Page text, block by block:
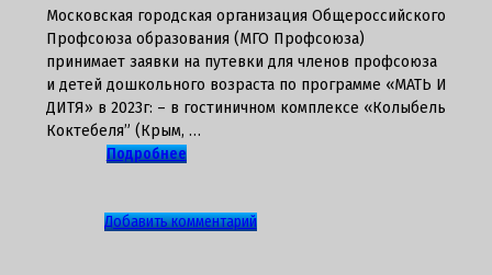
Московская городская организация Общероссийского
Профсоюза образования (МГО Профсоюза)
принимает заявки на путевки для членов профсоюза
и детей дошкольного возраста по программе «МАТЬ И
ДИТЯ» в 2023г: – в гостиничном комплексе «Колыбель
Коктебеля” (Крым, …
Подробнее
Добавить комментарийк